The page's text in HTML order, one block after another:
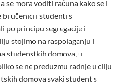
se mora voditi računa kako se i
bi učenici i studenti s
po principu segregacije i
stojimo na raspolaganju i
studenstkih domova, u
se ne preduzmu radnje u cilju
domova svaki student s